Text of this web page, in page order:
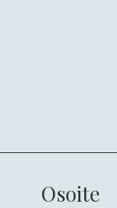
Osoite